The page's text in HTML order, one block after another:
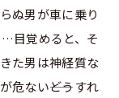
ぬ男が車に乗り
目覚めると、そ
た男は神経質な
ない――どうすれ